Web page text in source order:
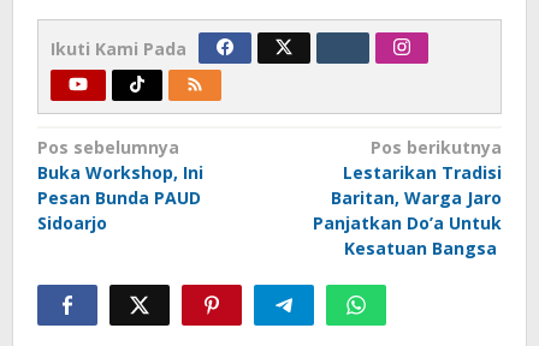
Ikuti Kami Pada
Navigasi
pos
Pos sebelumnya
Buka Workshop, Ini
Pesan Bunda PAUD
Sidoarjo
Pos berikutnya
Lestarikan Tradisi
Baritan, Warga Jaro
Panjatkan Do’a Untuk
Kesatuan Bangsa